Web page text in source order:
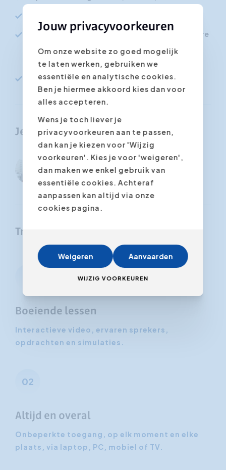
Apprenez où et quand vous voulez : sur votre
PC, votre téléphone portable ou votre
télévision
Certificat de participation
Je trainer
Harald Van
Beeck
Troeven van deze online opleiding
Boeiende lessen
Interactieve video, ervaren sprekers,
opdrachten en simulaties.
02
Altijd en overal
Onbeperkte toegang, op elk moment en elke
plaats, via laptop, PC, mobiel of TV.
Jouw privacyvoorkeuren
Om onze website zo goed mogelijk
te laten werken, gebruiken we
essentiële en analytische cookies.
Ben je hiermee akkoord kies dan voor
alles accepteren.
Wens je toch liever je
privacyvoorkeuren aan te passen,
dan kan je kiezen voor 'Wijzig
voorkeuren'. Kies je voor 'weigeren',
dan maken we enkel gebruik van
essentiële cookies. Achteraf
aanpassen kan altijd via onze
cookies pagina.
Weigeren Aanvaarden
WIJZIG VOORKEUREN